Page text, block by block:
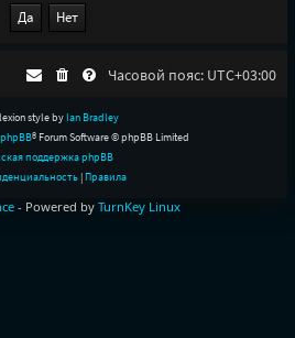
Часовой пояс: UTC+03:00
style by Ian Bradley
phpBB® Forum Software © phpBB Limited
поддержка phpBB
| Правила
- Powered by TurnKey Linux